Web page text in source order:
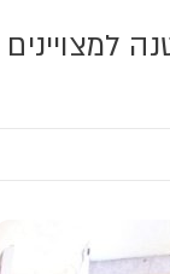
למצויינים